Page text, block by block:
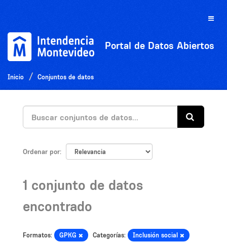
Toggle
Portal de Datos Abiertos
Inicio Conjuntos de datos
Ordenar por
1 conjunto de datos
encontrado
Formatos: GPKG Categorías: Inclusión social